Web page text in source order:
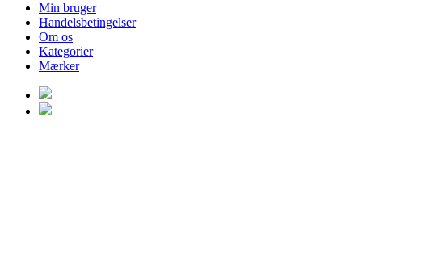
Min bruger
Handelsbetingelser
Om os
Kategorier
Mærker